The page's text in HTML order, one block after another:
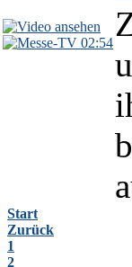
02:54
Start
Zurück
1
2